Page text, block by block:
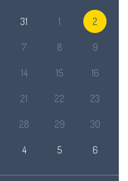
31 1 2
7 8 9
14 15 16
21 22 23
28 29 30
4 5 6